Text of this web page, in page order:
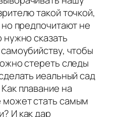
такой точкой,
предпочитают не
нужно сказать
чтобы
стереть следы
иеальный сад
плавание на
стать самым
И как дар